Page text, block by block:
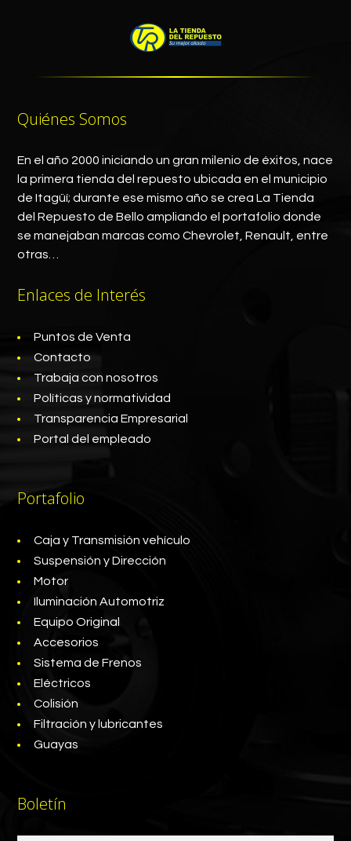
Quiénes Somos
En el año 2000 iniciando un gran milenio de éxitos, nace
la primera tienda del repuesto ubicada en el municipio
de Itagüí; durante ese mismo año se crea La Tienda
del Repuesto de Bello ampliando el portafolio donde
se manejaban marcas como Chevrolet, Renault, entre
otras…
Enlaces de Interés
Puntos de Venta
Contacto
Trabaja con nosotros
Políticas y normatividad
Transparencia Empresarial
Portal del empleado
Portafolio
Caja y Transmisión vehículo
Suspensión y Dirección
Motor
Iluminación Automotriz
Equipo Original
Accesorios
Sistema de Frenos
Eléctricos
Colisión
Filtración y lubricantes
Guayas
Boletín